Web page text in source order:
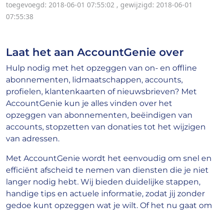
toegevoegd: 2018-06-01 07:55:02 , gewijzigd: 2018-06-01
07:55:38
Laat het aan AccountGenie over
Hulp nodig met het opzeggen van on- en offline
abonnementen, lidmaatschappen, accounts,
profielen, klantenkaarten of nieuwsbrieven? Met
AccountGenie kun je alles vinden over het
opzeggen van abonnementen, beëindigen van
accounts, stopzetten van donaties tot het wijzigen
van adressen.
Met AccountGenie wordt het eenvoudig om snel en
efficiënt afscheid te nemen van diensten die je niet
langer nodig hebt. Wij bieden duidelijke stappen,
handige tips en actuele informatie, zodat jij zonder
gedoe kunt opzeggen wat je wilt. Of het nu gaat om